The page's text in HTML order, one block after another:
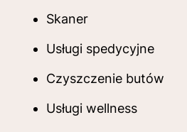
Skaner
Usługi spedycyjne
Czyszczenie butów
Usługi wellness